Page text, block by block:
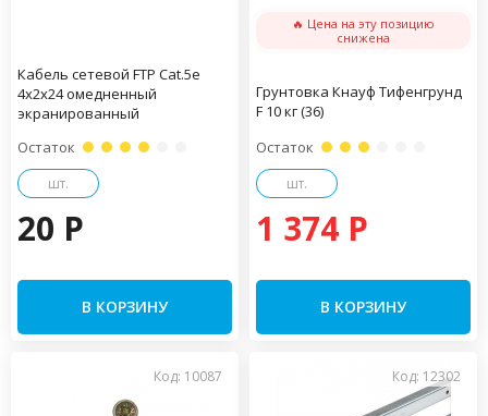
Кабель сетевой FTP Cat.5e
4x2x24 омедненный
экранированный
Остаток
шт.
20 P
В КОРЗИНУ
🔥 Цена на эту позицию
снижена
Грунтовка Кнауф Тифенгрунд
F 10 кг (36)
Остаток
шт.
1 374 P
В КОРЗИНУ
Код: 10087 Код: 12302